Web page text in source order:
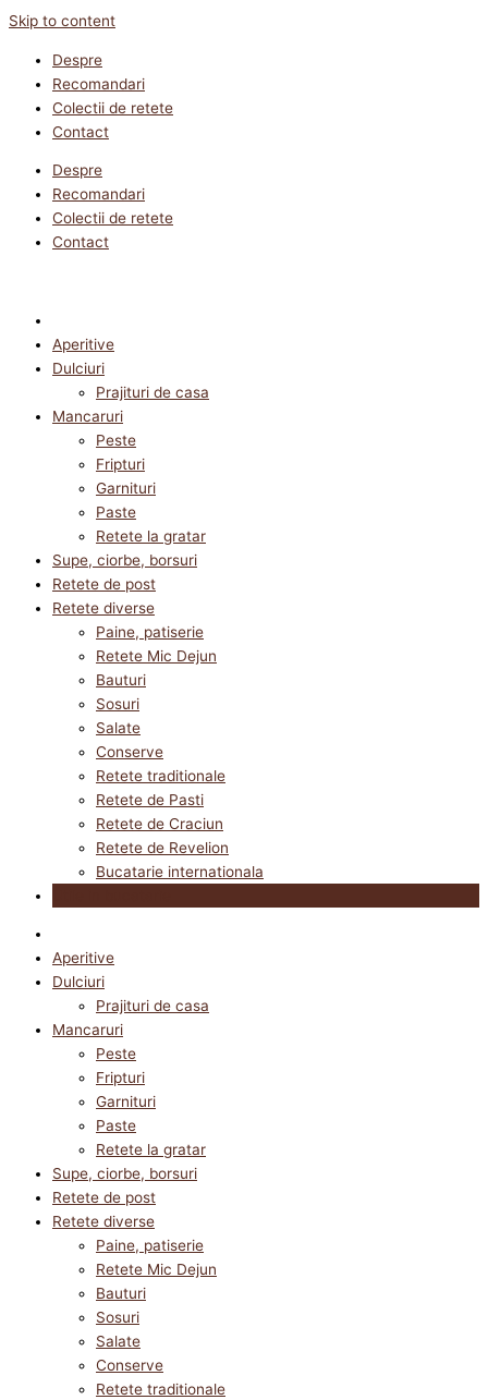
Skip to content
Despre
Recomandari
Colectii de retete
Contact
Despre
Recomandari
Colectii de retete
Contact
Aperitive
Dulciuri
Prajituri de casa
Mancaruri
Peste
Fripturi
Garnituri
Paste
Retete la gratar
Supe, ciorbe, borsuri
Retete de post
Retete diverse
Paine, patiserie
Retete Mic Dejun
Bauturi
Sosuri
Salate
Conserve
Retete traditionale
Retete de Pasti
Retete de Craciun
Retete de Revelion
Bucatarie internationala
Aperitive
Dulciuri
Prajituri de casa
Mancaruri
Peste
Fripturi
Garnituri
Paste
Retete la gratar
Supe, ciorbe, borsuri
Retete de post
Retete diverse
Paine, patiserie
Retete Mic Dejun
Bauturi
Sosuri
Salate
Conserve
Retete traditionale